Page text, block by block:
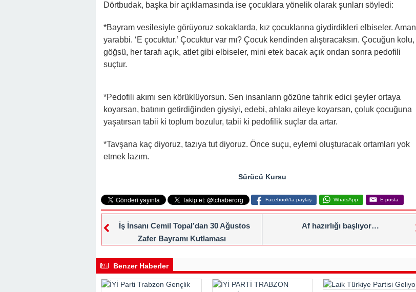
Dörtbudak, başka bir açıklamasında ise çocuklara yönelik olarak şunları söyledi:
*Bayram vesilesiyle görüyoruz sokaklarda, kız çocuklarına giydirdikleri elbiseler. Aman
yarabbi. ‘E çocuktur.’ Çocuktur var mı? Çocuk kendinden alıştıracaksın. Çocuğun kolu,
göğsü, her tarafı açık, atlet gibi elbiseler, mini etek bacak açık ondan sonra pedofili
suçtur.
*Pedofili akımı sen körüklüyorsun. Sen insanların gözüne tahrik edici şeyler ortaya
koyarsan, batının getirdiğinden giysiyi, edebi, ahlakı aileye koyarsan, çoluk çocuğuna
yaşatırsan tabii ki toplum bozulur, tabii ki pedofilik suçlar da artar.
*Tavşana kaç diyoruz, tazıya tut diyoruz. Önce suçu, eylemi oluşturacak ortamları yok
etmek lazım.
Sürücü Kursu
Facebook'ta paylaş WhatsApp E-posta
İş İnsanı Cemil Topal’dan 30 Ağustos
Zafer Bayramı Kutlaması
Af hazırlığı başlıyor…
Benzer Haberler